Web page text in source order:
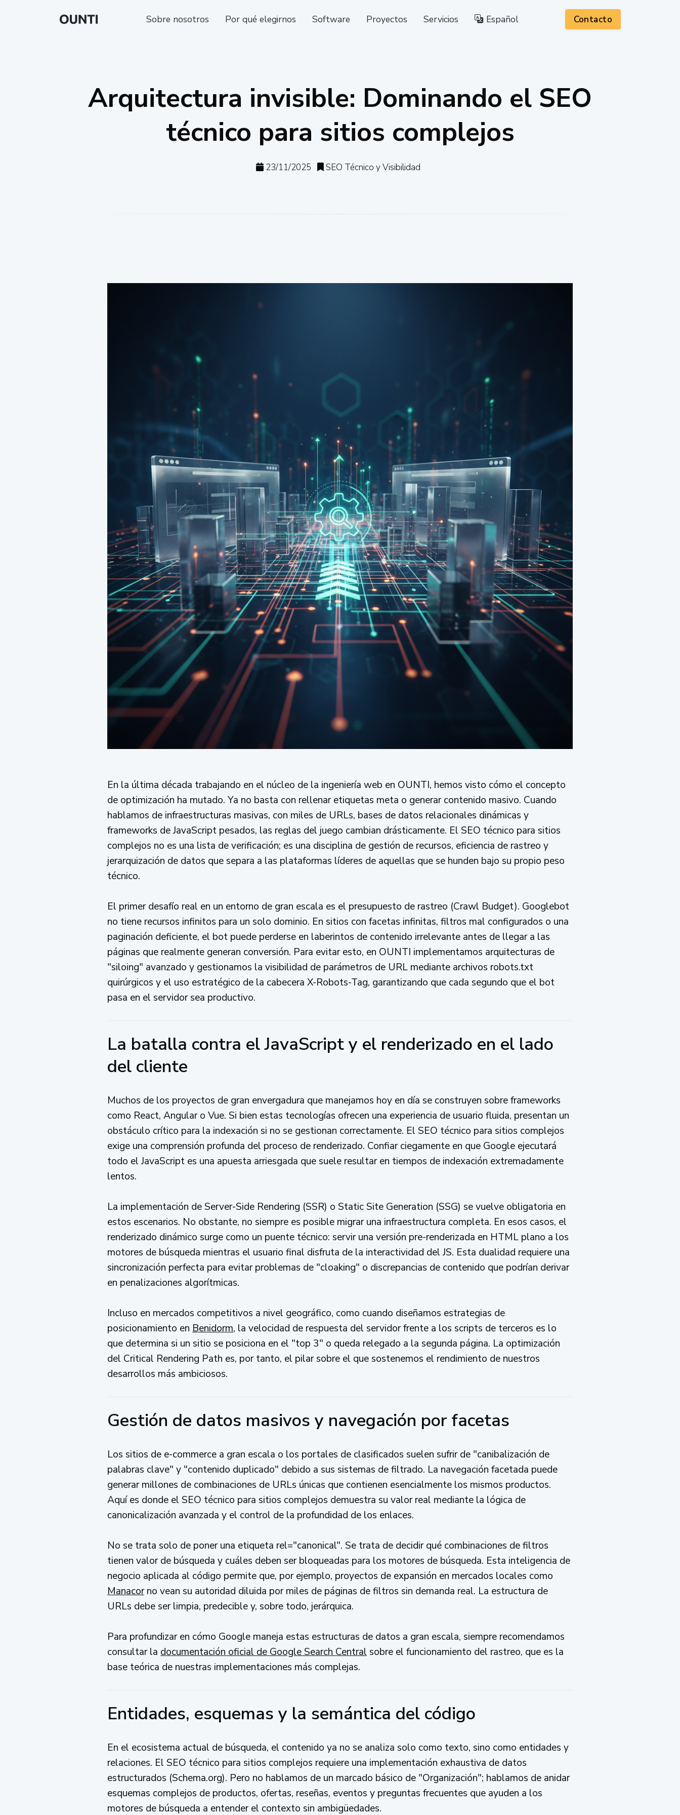
Sobre nosotros Por qué elegirnos Software Proyectos Servicios Español Contacto
Arquitectura invisible: Dominando el SEO
técnico para sitios complejos
23/11/2025 SEO Técnico y Visibilidad
En la última década trabajando en el núcleo de la ingeniería web en OUNTI, hemos visto cómo el concepto
de optimización ha mutado. Ya no basta con rellenar etiquetas meta o generar contenido masivo. Cuando
hablamos de infraestructuras masivas, con miles de URLs, bases de datos relacionales dinámicas y
frameworks de JavaScript pesados, las reglas del juego cambian drásticamente. El SEO técnico para sitios
complejos no es una lista de verificación; es una disciplina de gestión de recursos, eficiencia de rastreo y
jerarquización de datos que separa a las plataformas líderes de aquellas que se hunden bajo su propio peso
técnico.
El primer desafío real en un entorno de gran escala es el presupuesto de rastreo (Crawl Budget). Googlebot
no tiene recursos infinitos para un solo dominio. En sitios con facetas infinitas, filtros mal configurados o una
paginación deficiente, el bot puede perderse en laberintos de contenido irrelevante antes de llegar a las
páginas que realmente generan conversión. Para evitar esto, en OUNTI implementamos arquitecturas de
"siloing" avanzado y gestionamos la visibilidad de parámetros de URL mediante archivos robots.txt
quirúrgicos y el uso estratégico de la cabecera X-Robots-Tag, garantizando que cada segundo que el bot
pasa en el servidor sea productivo.
La batalla contra el JavaScript y el renderizado en el lado
del cliente
Muchos de los proyectos de gran envergadura que manejamos hoy en día se construyen sobre frameworks
como React, Angular o Vue. Si bien estas tecnologías ofrecen una experiencia de usuario fluida, presentan un
obstáculo crítico para la indexación si no se gestionan correctamente. El SEO técnico para sitios complejos
exige una comprensión profunda del proceso de renderizado. Confiar ciegamente en que Google ejecutará
todo el JavaScript es una apuesta arriesgada que suele resultar en tiempos de indexación extremadamente
lentos.
La implementación de Server-Side Rendering (SSR) o Static Site Generation (SSG) se vuelve obligatoria en
estos escenarios. No obstante, no siempre es posible migrar una infraestructura completa. En esos casos, el
renderizado dinámico surge como un puente técnico: servir una versión pre-renderizada en HTML plano a los
motores de búsqueda mientras el usuario final disfruta de la interactividad del JS. Esta dualidad requiere una
sincronización perfecta para evitar problemas de "cloaking" o discrepancias de contenido que podrían derivar
en penalizaciones algorítmicas.
Incluso en mercados competitivos a nivel geográfico, como cuando diseñamos estrategias de
posicionamiento en Benidorm, la velocidad de respuesta del servidor frente a los scripts de terceros es lo
que determina si un sitio se posiciona en el "top 3" o queda relegado a la segunda página. La optimización
del Critical Rendering Path es, por tanto, el pilar sobre el que sostenemos el rendimiento de nuestros
desarrollos más ambiciosos.
Gestión de datos masivos y navegación por facetas
Los sitios de e-commerce a gran escala o los portales de clasificados suelen sufrir de "canibalización de
palabras clave" y "contenido duplicado" debido a sus sistemas de filtrado. La navegación facetada puede
generar millones de combinaciones de URLs únicas que contienen esencialmente los mismos productos.
Aquí es donde el SEO técnico para sitios complejos demuestra su valor real mediante la lógica de
canonicalización avanzada y el control de la profundidad de los enlaces.
No se trata solo de poner una etiqueta rel="canonical". Se trata de decidir qué combinaciones de filtros
tienen valor de búsqueda y cuáles deben ser bloqueadas para los motores de búsqueda. Esta inteligencia de
negocio aplicada al código permite que, por ejemplo, proyectos de expansión en mercados locales como
Manacorno vean su autoridad diluida por miles de páginas de filtros sin demanda real. La estructura de
URLs debe ser limpia, predecible y, sobre todo, jerárquica.
Para profundizar en cómo Google maneja estas estructuras de datos a gran escala, siempre recomendamos
consultar la documentación oficial de Google Search Central sobre el funcionamiento del rastreo, que es la
base teórica de nuestras implementaciones más complejas.
Entidades, esquemas y la semántica del código
En el ecosistema actual de búsqueda, el contenido ya no se analiza solo como texto, sino como entidades y
relaciones. El SEO técnico para sitios complejos requiere una implementación exhaustiva de datos
estructurados (Schema.org). Pero no hablamos de un marcado básico de "Organización"; hablamos de anidar
esquemas complejos de productos, ofertas, reseñas, eventos y preguntas frecuentes que ayuden a los
motores de búsqueda a entender el contexto sin ambigüedades.